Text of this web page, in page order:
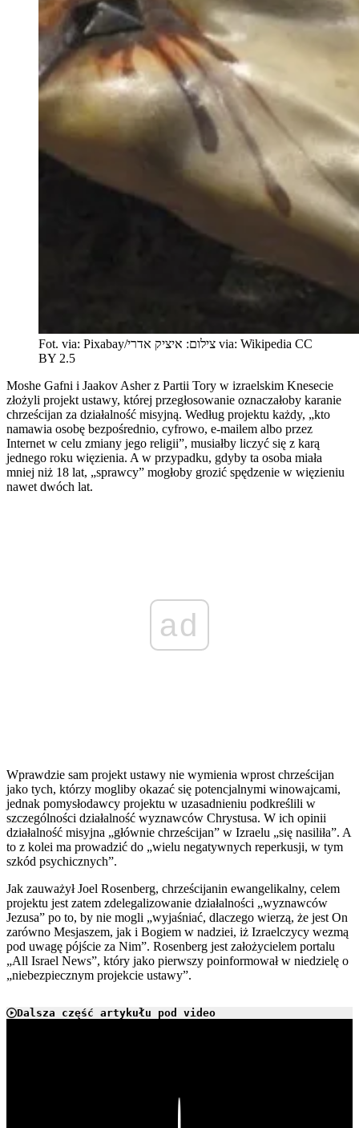
Fot. via: Pixabay/צילום: איציק אדרי via: Wikipedia CC
BY 2.5
Moshe Gafni i Jaakov Asher z Partii Tory w izraelskim Knesecie
złożyli projekt ustawy, której przegłosowanie oznaczałoby karanie
chrześcijan za działalność misyjną. Według projektu każdy, „kto
namawia osobę bezpośrednio, cyfrowo, e-mailem albo przez
Internet w celu zmiany jego religii”, musiałby liczyć się z karą
jednego roku więzienia. A w przypadku, gdyby ta osoba miała
mniej niż 18 lat, „sprawcy” mogłoby grozić spędzenie w więzieniu
nawet dwóch lat.
ad
Wprawdzie sam projekt ustawy nie wymienia wprost chrześcijan
jako tych, którzy mogliby okazać się potencjalnymi winowajcami,
jednak pomysłodawcy projektu w uzasadnieniu podkreślili w
szczególności działalność wyznawców Chrystusa. W ich opinii
działalność misyjna „głównie chrześcijan” w Izraelu „się nasiliła”. A
to z kolei ma prowadzić do „wielu negatywnych reperkusji, w tym
szkód psychicznych”.
Jak zauważył Joel Rosenberg, chrześcijanin ewangelikalny, celem
projektu jest zatem zdelegalizowanie działalności „wyznawców
Jezusa” po to, by nie mogli „wyjaśniać, dlaczego wierzą, że jest On
zarówno Mesjaszem, jak i Bogiem w nadziei, iż Izraelczycy wezmą
pod uwagę pójście za Nim”. Rosenberg jest założycielem portalu
„All Israel News”, który jako pierwszy poinformował w niedzielę o
„niebezpiecznym projekcie ustawy”.
Dalsza część artykułu pod video